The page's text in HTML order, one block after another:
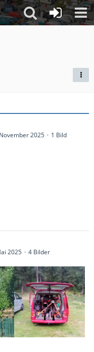
2025 1 Bild
2025 4 Bilder